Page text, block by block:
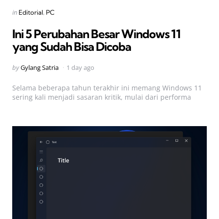
Categories
Posted
in Editorial PC
Ini 5 Perubahan Besar Windows 11
yang Sudah Bisa Dicoba
Posted
byGylang Satria 1 day ago
Selama beberapa tahun terakhir ini memang Windows 11
sering kali menjadi sasaran kritik, mulai dari performa